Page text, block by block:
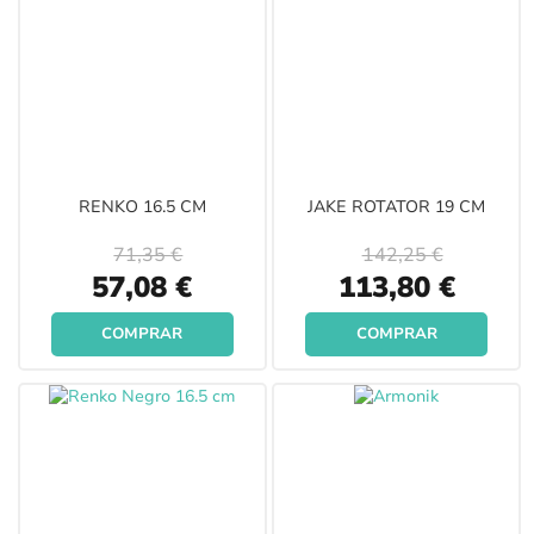
RENKO 16.5 CM
Special
Price
57,08 €
71,35 €
COMPRAR
JAKE ROTATOR 19 CM
Special
Price
113,80 €
142,25 €
COMPRAR